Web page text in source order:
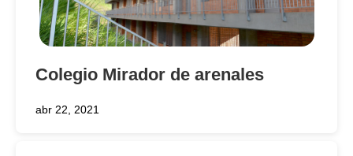
Colegio Mirador de arenales
abr 22, 2021